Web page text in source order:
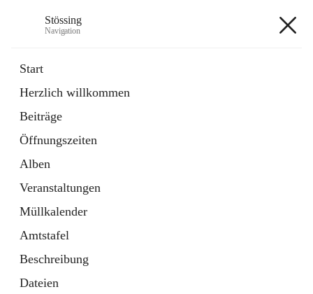
Stössing
Navigation
Start
Herzlich willkommen
Beiträge
Öffnungszeiten
Alben
Veranstaltungen
Müllkalender
Amtstafel
Beschreibung
Dateien
Datei
in
Tab
Kindergarten
öffnet
in
neuem
Tab